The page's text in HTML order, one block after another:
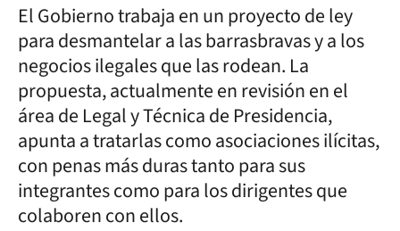
El Gobierno trabaja en un proyecto de ley
para desmantelar a las barrasbravas y a los
negocios ilegales que las rodean. La
propuesta, actualmente en revisión en el
área de Legal y Técnica de Presidencia,
apunta a tratarlas como asociaciones ilícitas,
con penas más duras tanto para sus
integrantes como para los dirigentes que
colaboren con ellos.